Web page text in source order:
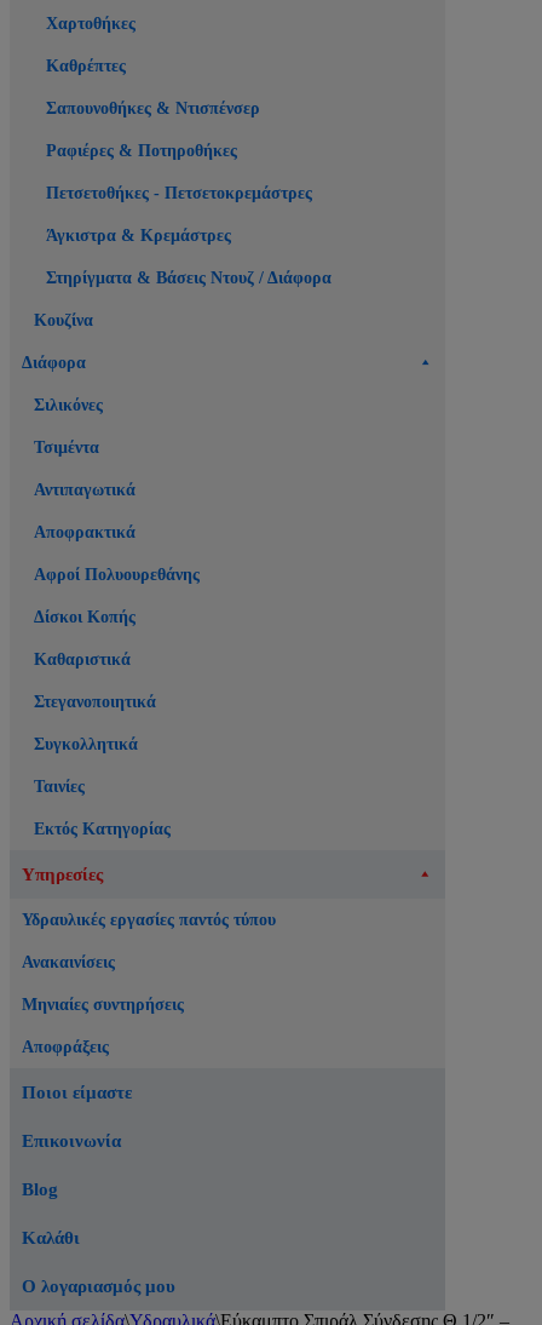
Χαρτοθήκες
Καθρέπτες
Σαπουνοθήκες & Ντισπένσερ
Ραφιέρες & Ποτηροθήκες
Πετσετοθήκες - Πετσετοκρεμάστρες
Άγκιστρα & Κρεμάστρες
Στηρίγματα & Βάσεις Ντουζ / Διάφορα
Κουζίνα
Διάφορα
Σιλικόνες
Τσιμέντα
Αντιπαγωτικά
Αποφρακτικά
Αφροί Πολυουρεθάνης
Δίσκοι Κοπής
Καθαριστικά
Στεγανοποιητικά
Συγκολλητικά
Ταινίες
Εκτός Κατηγορίας
Υπηρεσίες
Υδραυλικές εργασίες παντός τύπου
Ανακαινίσεις
Μηνιαίες συντηρήσεις
Αποφράξεις
Ποιοι είμαστε
Επικοινωνία
Blog
Καλάθι
Ο λογαριασμός μου
Αρχική σελίδα\Υδραυλικά\Εύκαμπτο Σπιράλ Σύνδεσης Θ 1/2″ –